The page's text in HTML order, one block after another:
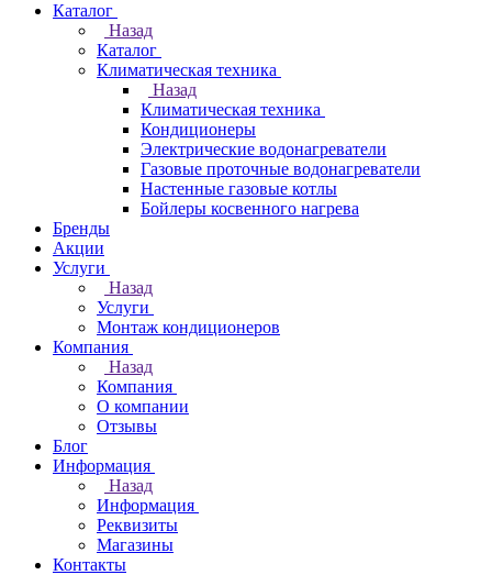
Каталог
Назад
Каталог
Климатическая техника
Назад
Климатическая техника
Кондиционеры
Электрические водонагреватели
Газовые проточные водонагреватели
Настенные газовые котлы
Бойлеры косвенного нагрева
Бренды
Акции
Услуги
Назад
Услуги
Монтаж кондиционеров
Компания
Назад
Компания
О компании
Отзывы
Блог
Информация
Назад
Информация
Реквизиты
Магазины
Контакты